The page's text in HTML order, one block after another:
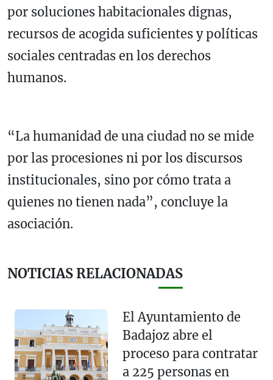
por soluciones habitacionales dignas,
recursos de acogida suficientes y políticas
sociales centradas en los derechos
humanos.
“La humanidad de una ciudad no se mide
por las procesiones ni por los discursos
institucionales, sino por cómo trata a
quienes no tienen nada”, concluye la
asociación.
NOTICIAS RELACIONADAS
El Ayuntamiento de
Badajoz abre el
proceso para contratar
a 225 personas en